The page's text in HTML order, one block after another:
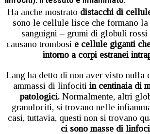
Ha anche mostrato distacchi di
sono le cellule lisce che formano la
sanguigni – grumi di globuli
causano trombosi e cellule giganti
intorno a corpi estranei
Lang ha detto di non aver visto nulla
ammassi di linfociti in centinaia di
patologici. Normalmente, altri
granulociti, si trovano nelle
casi, tuttavia, questi non si trovano
ci sono masse di